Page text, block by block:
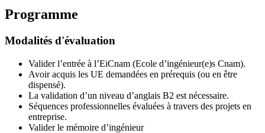
Programme
Modalités d'évaluation
Valider l’entrée à l’EiCnam (Ecole d’ingénieur(e)s Cnam).
Avoir acquis les UE demandées en prérequis (ou en être
dispensé).
La validation d’un niveau d’anglais B2 est nécessaire.
Séquences professionnelles évaluées à travers des projets en
entreprise.
Valider le mémoire d’ingénieur